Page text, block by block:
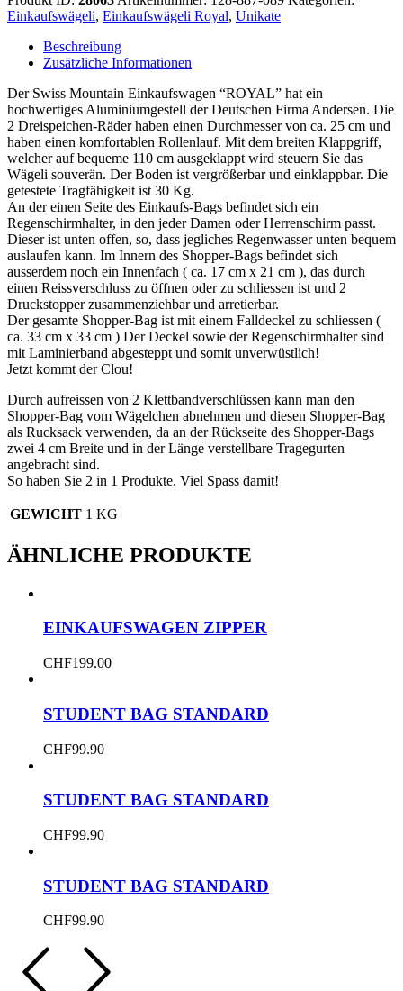
Menge
Einkaufswägeli, Einkaufswägeli Royal, Unikate
Beschreibung
Zusätzliche Informationen
Der Swiss Mountain Einkaufswagen “ROYAL” hat ein
hochwertiges Aluminiumgestell der Deutschen Firma Andersen. Die
2 Dreispeichen-Räder haben einen Durchmesser von ca. 25 cm und
haben einen komfortablen Rollenlauf. Mit dem breiten Klappgriff,
welcher auf bequeme 110 cm ausgeklappt wird steuern Sie das
Wägeli souverän. Der Boden ist vergrößerbar und einklappbar. Die
getestete Tragfähigkeit ist 30 Kg.
An der einen Seite des Einkaufs-Bags befindet sich ein
Regenschirmhalter, in den jeder Damen oder Herrenschirm passt.
Dieser ist unten offen, so, dass jegliches Regenwasser unten bequem
auslaufen kann. Im Innern des Shopper-Bags befindet sich
ausserdem noch ein Innenfach ( ca. 17 cm x 21 cm ), das durch
einen Reissverschluss zu öffnen oder zu schliessen ist und 2
Druckstopper zusammenziehbar und arretierbar.
Der gesamte Shopper-Bag ist mit einem Falldeckel zu schliessen (
ca. 33 cm x 33 cm ) Der Deckel sowie der Regenschirmhalter sind
mit Laminierband abgesteppt und somit unverwüstlich!
Jetzt kommt der Clou!
Durch aufreissen von 2 Klettbandverschlüssen kann man den
Shopper-Bag vom Wägelchen abnehmen und diesen Shopper-Bag
als Rucksack verwenden, da an der Rückseite des Shopper-Bags
zwei 4 cm Breite und in der Länge verstellbare Tragegurten
angebracht sind.
So haben Sie 2 in 1 Produkte. Viel Spass damit!
GEWICHT 1 KG
ÄHNLICHE PRODUKTE
EINKAUFSWAGEN ZIPPER
CHF199.00
STUDENT BAG STANDARD
CHF99.90
STUDENT BAG STANDARD
CHF99.90
STUDENT BAG STANDARD
CHF99.90